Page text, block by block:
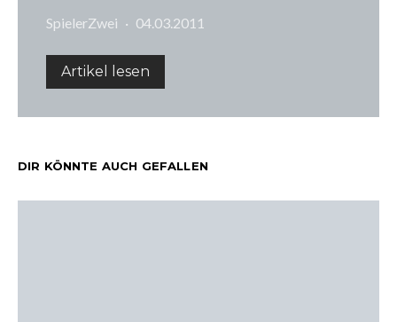
SpielerZwei 04.03.2011
Artikel lesen
DIR KÖNNTE AUCH GEFALLEN